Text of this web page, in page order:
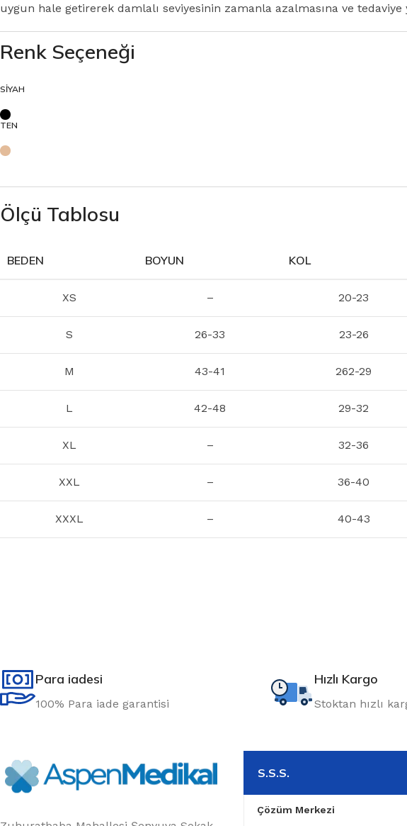
uygun hale getirerek damlalı seviyesinin zamanla azalmasına ve tedaviye
Renk Seçeneği
SİYAH
TEN
Ölçü Tablosu
BEDEN BOYUN KOL
XS – 20-23
S 26-33 23-26
M 43-41 262-29
L 42-48 29-32
XL – 32-36
XXL – 36-40
XXXL – 40-43
Para iadesi
100% Para iade garantisi
Hızlı Kargo
Stoktan hızlı
S.S.S.
Çözüm Merkezi